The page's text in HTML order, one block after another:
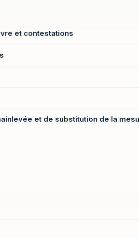
et contestations
et de substitution de la